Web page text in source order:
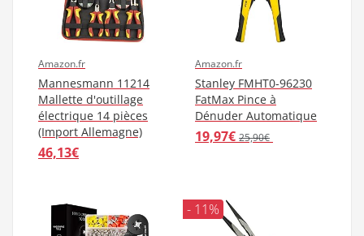
Amazon.fr
Mannesmann 11214
Mallette d'outillage
électrique 14 pièces
(Import Allemagne)
46,13€
Amazon.fr
Stanley FMHT0-96230
FatMax Pince à
Dénuder Automatique
19,97€ 25,90€
- 11%